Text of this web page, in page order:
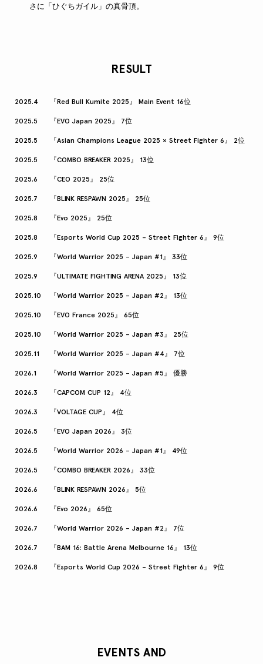
さに「ひぐちガイル」の真骨頂。
RESULT
2025.4 『Red Bull Kumite 2025』 Main Event 16位
2025.5 『EVO Japan 2025』 7位
2025.5 『Asian Champions League 2025 × Street Fighter 6』 2位
2025.5 『COMBO BREAKER 2025』 13位
2025.6 『CEO 2025』 25位
2025.7 『BLINK RESPAWN 2025』 25位
2025.8 『Evo 2025』 25位
2025.8 『Esports World Cup 2025 – Street Fighter 6』 9位
2025.9 『World Warrior 2025 – Japan #1』 33位
2025.9 『ULTIMATE FIGHTING ARENA 2025』 13位
2025.10 『World Warrior 2025 – Japan #2』 13位
2025.10 『EVO France 2025』 65位
2025.10 『World Warrior 2025 – Japan #3』 25位
2025.11 『World Warrior 2025 – Japan #4』 7位
2026.1 『World Warrior 2025 – Japan #5』 優勝
2026.3 『CAPCOM CUP 12』 4位
2026.3 『VOLTAGE CUP』 4位
2026.5 『EVO Japan 2026』 3位
2026.5 『World Warrior 2026 – Japan #1』 49位
2026.5 『COMBO BREAKER 2026』 33位
2026.6 『BLINK RESPAWN 2026』 5位
2026.6 『Evo 2026』 65位
2026.7 『World Warrior 2026 – Japan #2』 7位
2026.7 『BAM 16: Battle Arena Melbourne 16』 13位
2026.8 『Esports World Cup 2026 – Street Fighter 6』 9位
EVENTS AND